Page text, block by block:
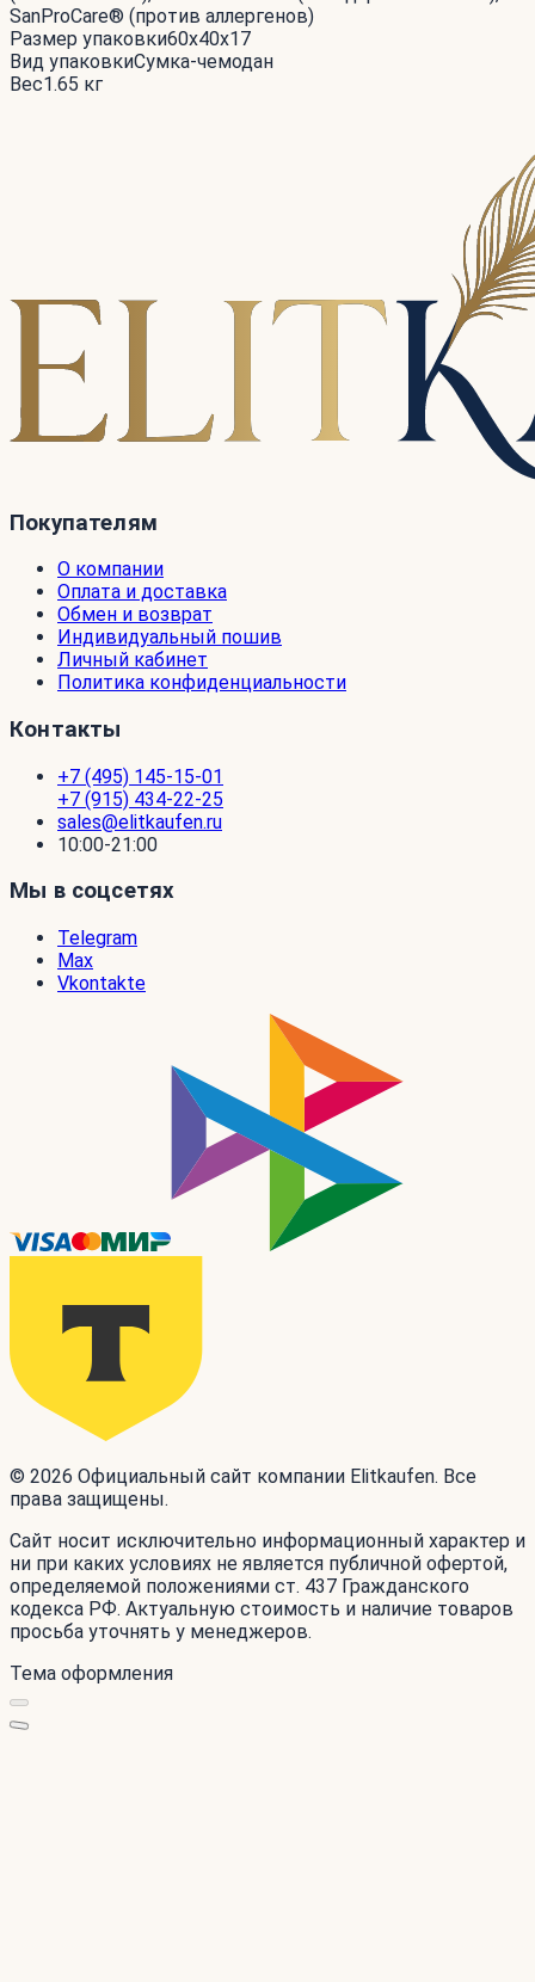
SanProCare® (против аллергенов)
Размер упаковки60x40x17
Вид упаковкиСумка-чемодан
Вес1.65 кг
Покупателям
О компании
Оплата и доставка
Обмен и возврат
Индивидуальный пошив
Личный кабинет
Политика конфиденциальности
Контакты
+7 (495) 145-15-01
+7 (915) 434-22-25
sales@elitkaufen.ru
10:00-21:00
Мы в соцсетях
Telegram
Max
Vkontakte
© 2026 Официальный сайт компании Elitkaufen. Все
права защищены.
Сайт носит исключительно информационный характер и
ни при каких условиях не является публичной офертой,
определяемой положениями ст. 437 Гражданского
кодекса РФ. Актуальную стоимость и наличие товаров
просьба уточнять у менеджеров.
Тема оформления